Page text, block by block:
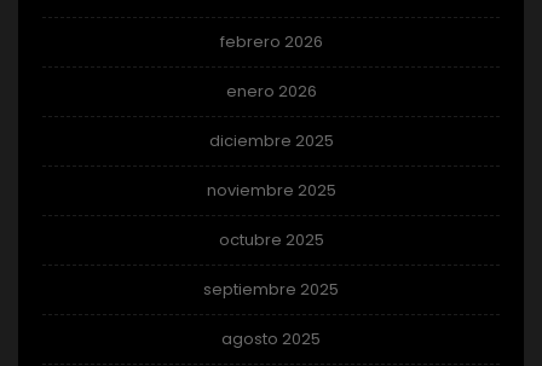
febrero 2026
enero 2026
diciembre 2025
noviembre 2025
octubre 2025
septiembre 2025
agosto 2025